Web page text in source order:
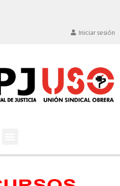
Iniciar sesión